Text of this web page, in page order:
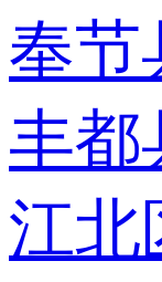
奉节
丰都
江北